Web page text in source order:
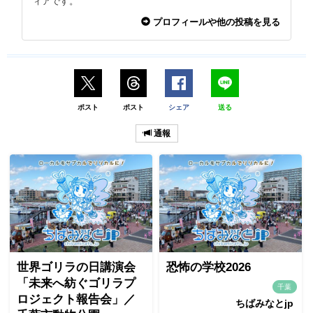
プロフィールや他の投稿を見る
ポスト ポスト シェア 送る
通報
世界ゴリラの日講演会
「未来へ紡ぐゴリラプ
ロジェクト報告会」／
恐怖の学校2026
千葉
ちばみなとjp